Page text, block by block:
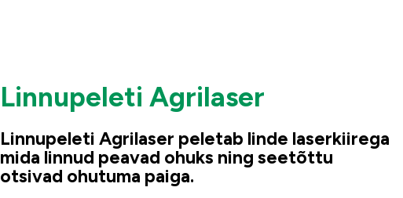
Linnupeleti Agrilaser
Linnupeleti Agrilaser peletab linde laserkiirega
mida linnud peavad ohuks ning seetõttu
otsivad ohutuma paiga.